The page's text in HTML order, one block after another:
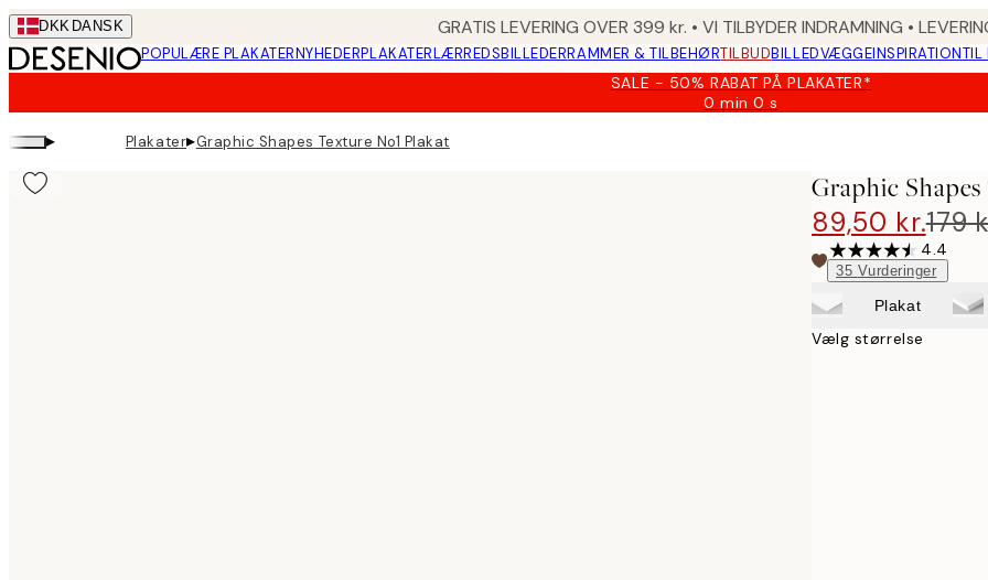
Skip
to
main
DKK DANSK GRATIS LEVERING OVER 399 kr. • VI TILBYDER INDRAMNING •
POPULÆRE PLAKATERNYHEDERPLAKATERLÆRREDSBILLEDERRAMMER & TILBEHØRTILBUDBILLEDVÆGGEINSPIRATIONTIL
SALE - 50% RABAT PÅ PLAKATER*
0 min0 s
Gyldig
▸ Plakater▸Graphic Shapes Texture No1 Plakat
Graphic
89,50 kr.179
4.4
35 Vurderinger
Plakat
Vælg størrelse